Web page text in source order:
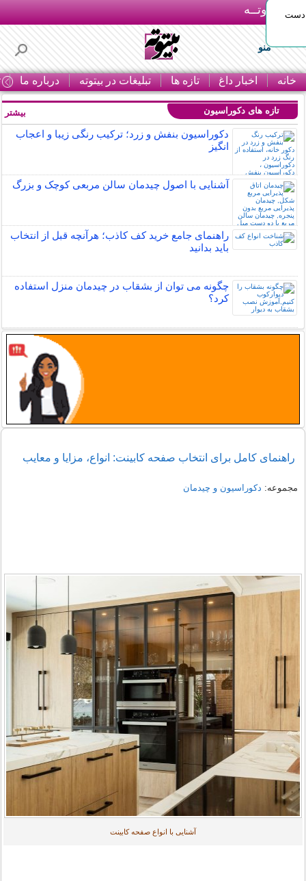
بـیتوتــه
منو
خانه اخبار داغ تازه ها تبلیغات در بیتوته درباره ما
دست
تازه های دکوراسیون
دکوراسیون بنفش و زرد؛ ترکیب رنگی زیبا و اعجاب
انگیز
آشنایی با اصول چیدمان سالن مربعی کوچک و بزرگ
راهنمای جامع خرید کف کاذب؛ هرآنچه قبل از انتخاب
باید بدانید
چگونه می توان از بشقاب در چیدمان منزل استفاده
کرد؟
بیشتر
راهنمای کامل برای انتخاب صفحه کابینت: انواع، مزایا و معایب
مجموعه: دکوراسیون و چیدمان
آشنایی با انواع صفحه کابینت